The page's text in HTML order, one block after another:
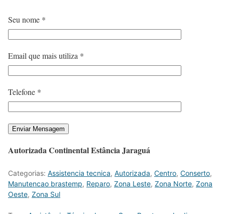
Seu nome *
Email que mais utiliza *
Telefone *
Autorizada Continental Estância Jaraguá
Categorias: Assistencia tecnica, Autorizada, Centro, Conserto,
Manutencao brastemp, Reparo, Zona Leste, Zona Norte, Zona
Oeste, Zona Sul